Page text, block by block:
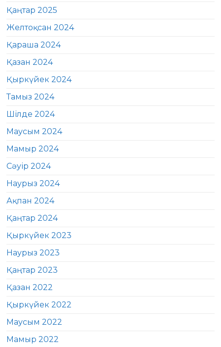
Қаңтар 2025
Желтоқсан 2024
Қараша 2024
Қазан 2024
Қыркүйек 2024
Тамыз 2024
Шілде 2024
Маусым 2024
Мамыр 2024
Сәуір 2024
Наурыз 2024
Ақпан 2024
Қаңтар 2024
Қыркүйек 2023
Наурыз 2023
Қаңтар 2023
Қазан 2022
Қыркүйек 2022
Маусым 2022
Мамыр 2022